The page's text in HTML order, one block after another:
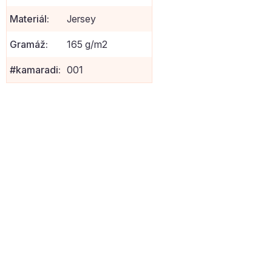
Materiál: Jersey
Gramáž: 165 g/m2
#kamaradi: 001